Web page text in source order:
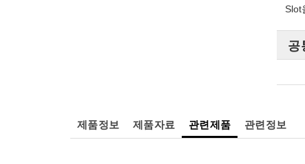
Slot
공
제품정보 제품자료 관련제품 관련정보